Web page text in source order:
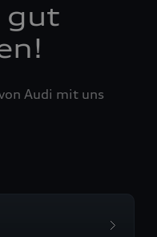
gut
Audi mit uns